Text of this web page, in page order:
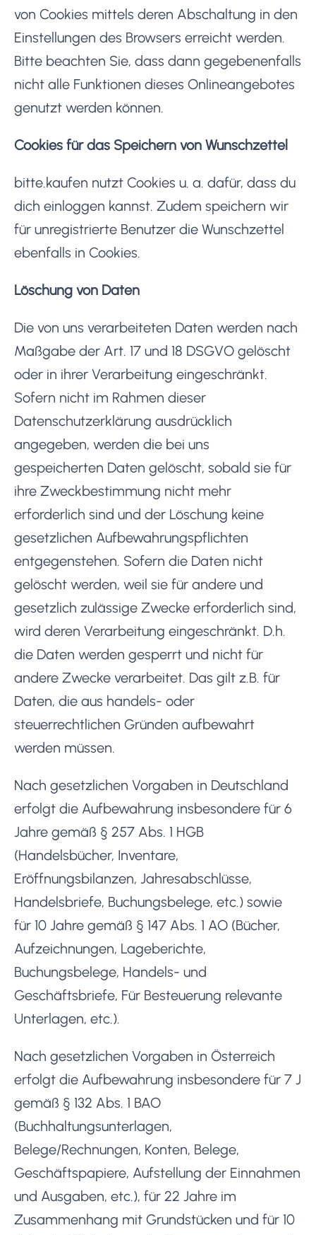
von Cookies mittels deren Abschaltung in den
Einstellungen des Browsers erreicht werden.
Bitte beachten Sie, dass dann gegebenenfalls
nicht alle Funktionen dieses Onlineangebotes
genutzt werden können.
Cookies für das Speichern von Wunschzettel
bitte.kaufen nutzt Cookies u. a. dafür, dass du
dich einloggen kannst. Zudem speichern wir
für unregistrierte Benutzer die Wunschzettel
ebenfalls in Cookies.
Löschung von Daten
Die von uns verarbeiteten Daten werden nach
Maßgabe der Art. 17 und 18 DSGVO gelöscht
oder in ihrer Verarbeitung eingeschränkt.
Sofern nicht im Rahmen dieser
Datenschutzerklärung ausdrücklich
angegeben, werden die bei uns
gespeicherten Daten gelöscht, sobald sie für
ihre Zweckbestimmung nicht mehr
erforderlich sind und der Löschung keine
gesetzlichen Aufbewahrungspflichten
entgegenstehen. Sofern die Daten nicht
gelöscht werden, weil sie für andere und
gesetzlich zulässige Zwecke erforderlich sind,
wird deren Verarbeitung eingeschränkt. D.h.
die Daten werden gesperrt und nicht für
andere Zwecke verarbeitet. Das gilt z.B. für
Daten, die aus handels- oder
steuerrechtlichen Gründen aufbewahrt
werden müssen.
Nach gesetzlichen Vorgaben in Deutschland
erfolgt die Aufbewahrung insbesondere für 6
Jahre gemäß § 257 Abs. 1 HGB
(Handelsbücher, Inventare,
Eröffnungsbilanzen, Jahresabschlüsse,
Handelsbriefe, Buchungsbelege, etc.) sowie
für 10 Jahre gemäß § 147 Abs. 1 AO (Bücher,
Aufzeichnungen, Lageberichte,
Buchungsbelege, Handels- und
Geschäftsbriefe, Für Besteuerung relevante
Unterlagen, etc.).
Nach gesetzlichen Vorgaben in Österreich
erfolgt die Aufbewahrung insbesondere für 7 J
gemäß § 132 Abs. 1 BAO
(Buchhaltungsunterlagen,
Belege/Rechnungen, Konten, Belege,
Geschäftspapiere, Aufstellung der Einnahmen
und Ausgaben, etc.), für 22 Jahre im
Zusammenhang mit Grundstücken und für 10